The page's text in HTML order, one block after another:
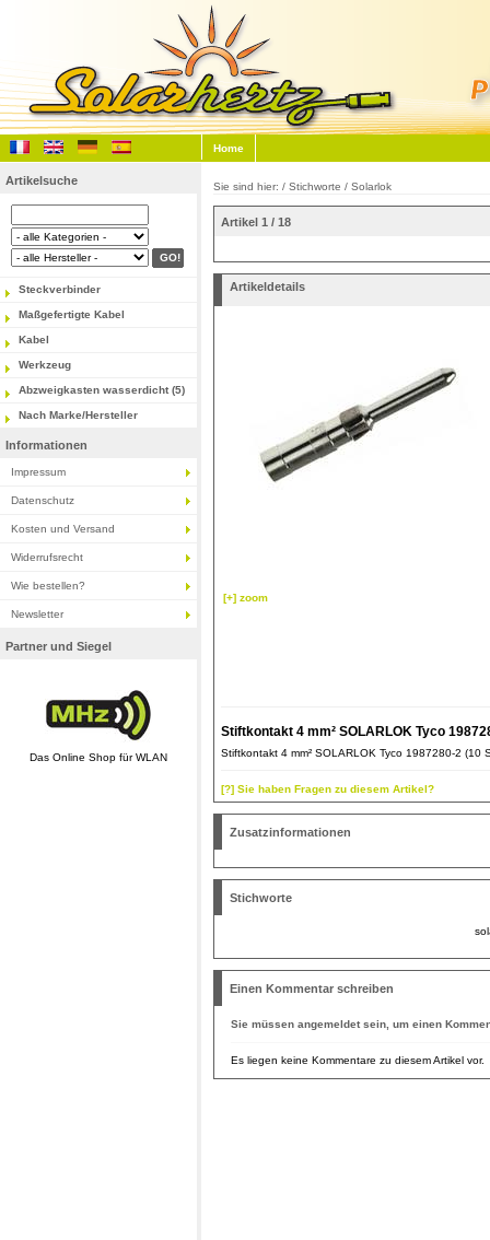
Home
Artikelsuche
Steckverbinder
Maßgefertigte Kabel
Kabel
Werkzeug
Abzweigkasten wasserdicht (5)
Nach Marke/Hersteller
Informationen
Impressum
Datenschutz
Kosten und Versand
Widerrufsrecht
Wie bestellen?
Newsletter
Partner und Siegel
Das Online Shop für WLAN
Sie sind hier: / Stichworte / Solarlok
Artikel 1 / 18
Artikeldetails
[+] zoom
Stiftkontakt 4 mm² SOLARLOK Tyco
Stiftkontakt 4 mm² SOLARLOK Tyco 1987280-2 (10
[?] Sie haben Fragen zu diesem Artikel?
Zusatzinformationen
Stichworte
Einen Kommentar schreiben
Sie müssen angemeldet sein, um einen
Es liegen keine Kommentare zu diesem Artikel vor.